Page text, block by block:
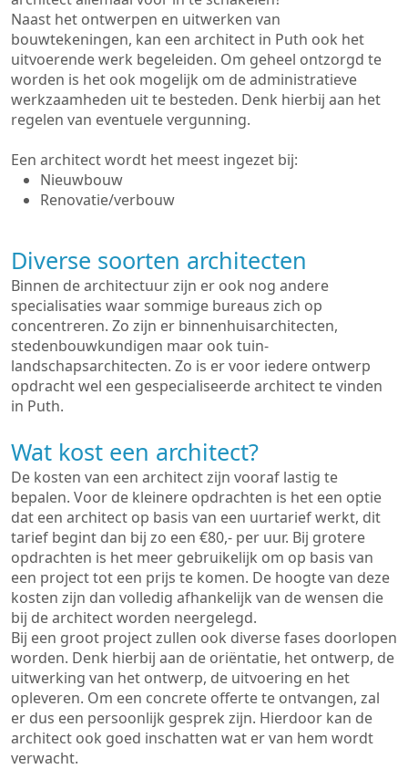
Naast het ontwerpen en uitwerken van
bouwtekeningen, kan een architect in Puth ook het
uitvoerende werk begeleiden. Om geheel ontzorgd te
worden is het ook mogelijk om de administratieve
werkzaamheden uit te besteden. Denk hierbij aan het
regelen van eventuele vergunning.
Een architect wordt het meest ingezet bij:
Nieuwbouw
Renovatie/verbouw
Diverse soorten architecten
Binnen de architectuur zijn er ook nog andere
specialisaties waar sommige bureaus zich op
concentreren. Zo zijn er binnenhuisarchitecten,
stedenbouwkundigen maar ook tuin-
landschapsarchitecten. Zo is er voor iedere ontwerp
opdracht wel een gespecialiseerde architect te vinden
in Puth.
Wat kost een architect?
De kosten van een architect zijn vooraf lastig te
bepalen. Voor de kleinere opdrachten is het een optie
dat een architect op basis van een uurtarief werkt, dit
tarief begint dan bij zo een €80,- per uur. Bij grotere
opdrachten is het meer gebruikelijk om op basis van
een project tot een prijs te komen. De hoogte van deze
kosten zijn dan volledig afhankelijk van de wensen die
bij de architect worden neergelegd.
Bij een groot project zullen ook diverse fases doorlopen
worden. Denk hierbij aan de oriëntatie, het ontwerp, de
uitwerking van het ontwerp, de uitvoering en het
opleveren. Om een concrete offerte te ontvangen, zal
er dus een persoonlijk gesprek zijn. Hierdoor kan de
architect ook goed inschatten wat er van hem wordt
verwacht.